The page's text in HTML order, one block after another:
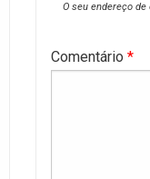
O seu endereço
Comentário *